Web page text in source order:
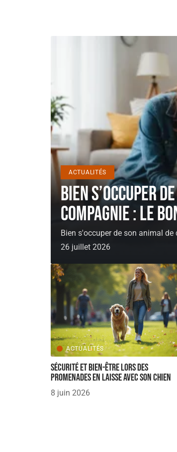
ACTUALITÉS
Bien s’occuper
compagnie : le
Bien s'occuper de son animal
26 juillet 2026
ACTUALITÉS
Sécurité et bien-être lors des
promenades en laisse avec son chien
8 juin 2026